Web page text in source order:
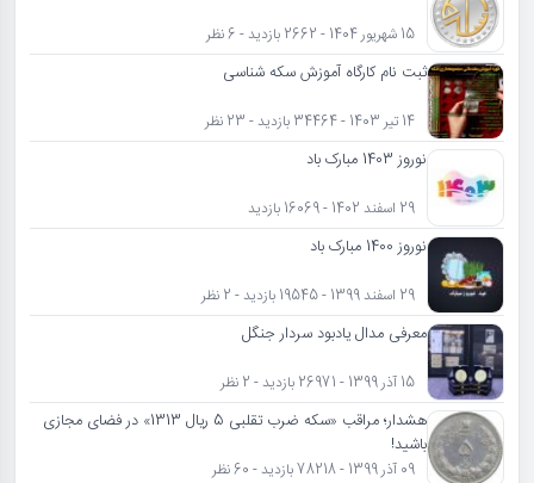
15 شهریور 1404 - 2662 بازدید - 6 نظر
ثبت نام کارگاه آموزش سکه شناسی
14 تیر 1403 - 34464 بازدید - 23 نظر
نوروز 1403 مبارک باد
29 اسفند 1402 - 16069 بازدید
نوروز 1400 مبارک باد
29 اسفند 1399 - 19545 بازدید - 2 نظر
معرفی مدال یادبود سردار جنگل
15 آذر 1399 - 26971 بازدید - 2 نظر
هشدار؛ مراقب «سکه ضرب تقلبی 5 ریال 1313» در فضای مجازی
باشید!
09 آذر 1399 - 78218 بازدید - 60 نظر